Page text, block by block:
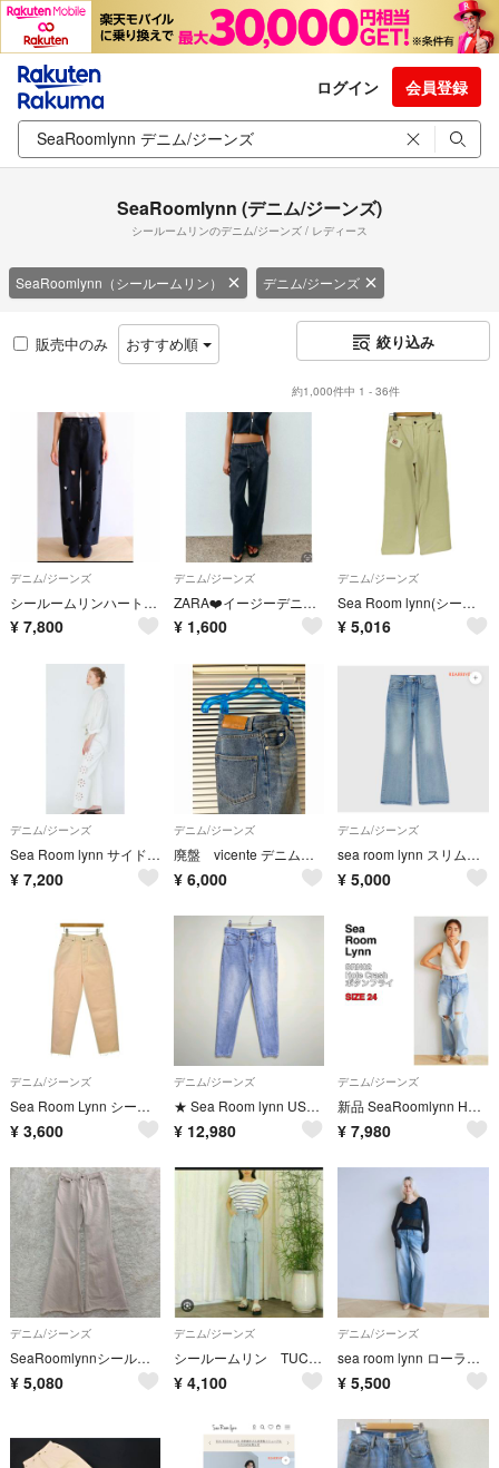
ログイン 会員登録
SeaRoomlynn (デニム/ジーンズ)
シールームリンのデニム/ジーンズ / レディース
SeaRoomlynn（シールームリン） デニム/ジーンズ
販売中のみ おすすめ順 絞り込み
約1,000件中 1 - 36件
デニム/ジーンズ
シールームリンハートデニムブラック
¥ 7,800
デニム/ジーンズ
ZARA❤️イージーデニムパンツ
¥ 1,600
デニム/ジーンズ
Sea Room lynn(シールームリン) レディース パンツ デニム
¥ 5,016
デニム/ジーンズ
Sea Room lynn サイドFLOWERベーシック SRN02 デニム
¥ 7,200
デニム/ジーンズ
廃盤 vicente デニム ジーンズ センタープレス
¥ 6,000
デニム/ジーンズ
sea room lynn スリムレッグsoftフレア SRN06 24inch
¥ 5,000
デニム/ジーンズ
Sea Room Lynn シールームリン デニムパンツ S ピンク 【古着】【中古】【送料無料】
¥ 3,600
デニム/ジーンズ
★ Sea Room lynn USED加工 テーパード デニムパンツ
¥ 12,980
デニム/ジーンズ
新品 SeaRoomlynn Hole Crash ボタンフライ SRN02
¥ 7,980
デニム/ジーンズ
SeaRoomlynnシールームリン デニム フレア ブーツカット ホワイト25
¥ 5,080
デニム/ジーンズ
シールームリン TUCKダブルカットSRN03 フロントカットデニム サイズS
¥ 4,100
デニム/ジーンズ
sea room lynn ローライズルーズテーパード SRN03 カラー:ヴィンテージブルー
¥ 5,500